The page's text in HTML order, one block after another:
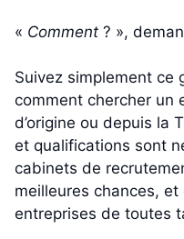
« Comment ? »,
Suivez simplement ce
comment chercher un
d’origine ou depuis la
et qualifications sont
cabinets de
meilleures chances,
entreprises de toutes